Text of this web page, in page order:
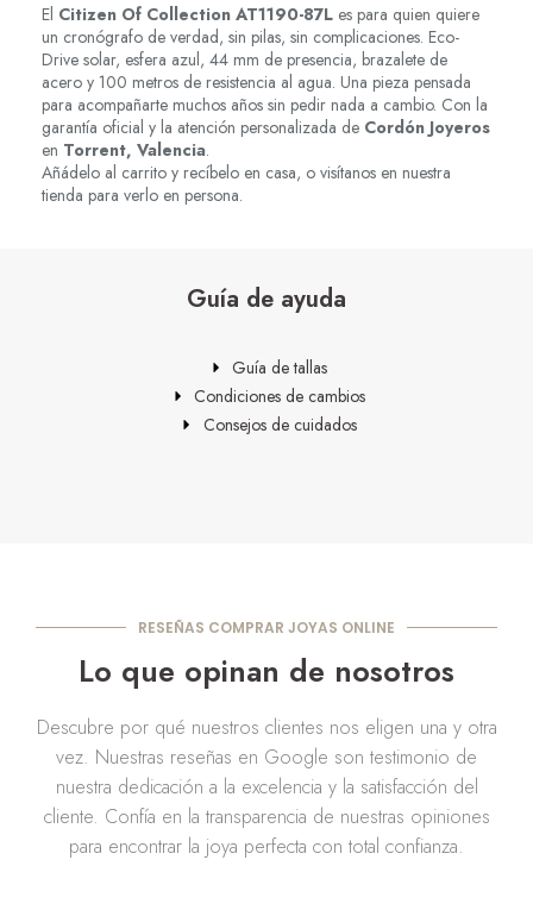
El Citizen Of Collection AT1190-87L es para quien quiere
un cronógrafo de verdad, sin pilas, sin complicaciones. Eco-
Drive solar, esfera azul, 44 mm de presencia, brazalete de
acero y 100 metros de resistencia al agua. Una pieza pensada
para acompañarte muchos años sin pedir nada a cambio. Con la
garantía oficial y la atención personalizada de Cordón Joyeros
en Torrent, Valencia.
Añádelo al carrito y recíbelo en casa, o visítanos en nuestra
tienda para verlo en persona.
Guía de ayuda
Guía de tallas
Condiciones de cambios
Consejos de cuidados
RESEÑAS COMPRAR JOYAS ONLINE
Lo que opinan de nosotros
Descubre por qué nuestros clientes nos eligen una y otra
vez. Nuestras reseñas en Google son testimonio de
nuestra dedicación a la excelencia y la satisfacción del
cliente. Confía en la transparencia de nuestras opiniones
para encontrar la joya perfecta con total confianza.